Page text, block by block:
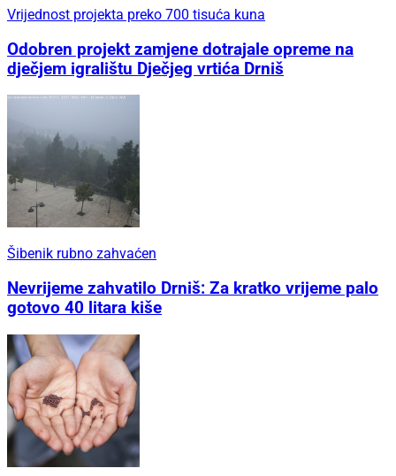
Vrijednost projekta preko 700 tisuća kuna
Odobren projekt zamjene dotrajale opreme na
dječjem igralištu Dječjeg vrtića Drniš
Šibenik rubno zahvaćen
Nevrijeme zahvatilo Drniš: Za kratko vrijeme palo
gotovo 40 litara kiše